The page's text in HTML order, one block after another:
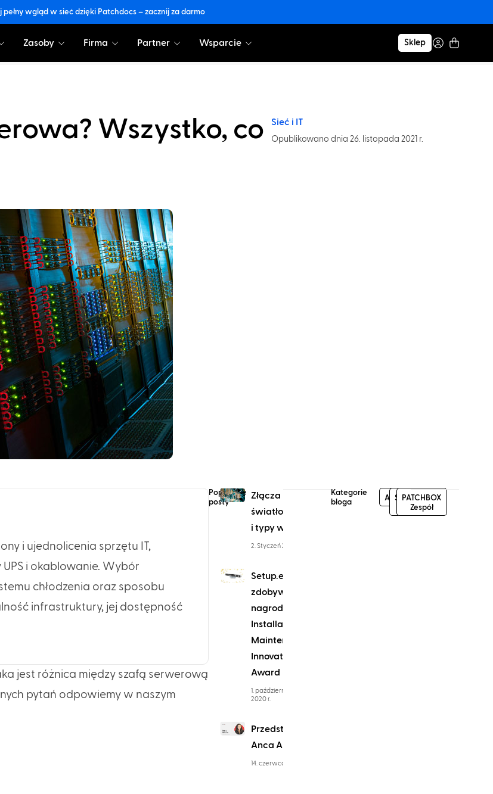
pełny wgląd w sieć dzięki Patchdocs – zacznij za darmo
Zasoby Firma Partner Wsparcie Sklep
Wszystko, co
Sieć i IT
Opublikowano dnia 26. listopada 2021 r.
i ujednolicenia sprzętu IT,
i okablowanie. Wybór
chłodzenia oraz sposobu
infrastruktury, jej dostępność
jest różnica między szafą serwerową
pytań odpowiemy w naszym
Popularne
posty
Złącza
światłowodowe
i typy wtyczek
2. Styczeń 2023 r.
Setup.exe
zdobywa
nagrodę
Installation &
Maintenance
Innovators
Award
1. października
2020 r.
Przedstawiamy:
Anca Arsene
14. czerwca 2022 r.
Kategorie
bloga
Aktualności
SiećPATCHBOX
Zespół